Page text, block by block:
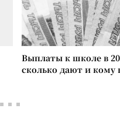
Выплаты к школе в
сколько дают и